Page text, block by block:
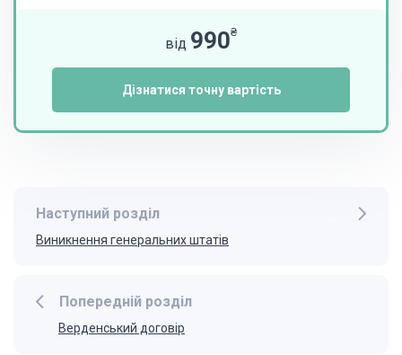
від 990₴
Дізнатися точну вартість
Попередній розділ
Верденський договір
Наступний розділ
Виникнення генеральних штатів